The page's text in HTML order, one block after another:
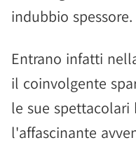
indubbio spessore.
Entrano infatti
il coinvolgente
le sue spettacolari
l'affascinante